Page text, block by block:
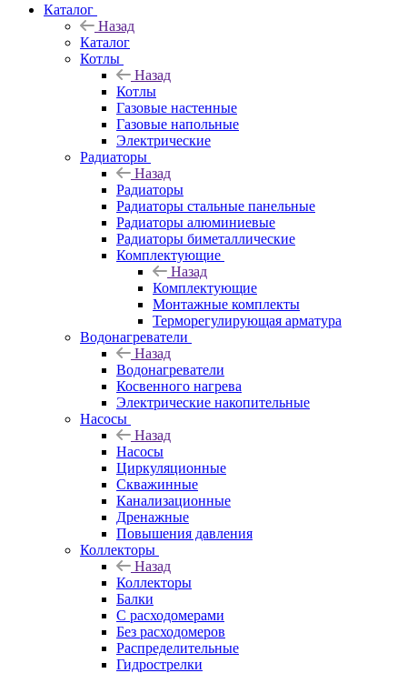
Каталог
Назад
Каталог
Котлы
Назад
Котлы
Газовые настенные
Газовые напольные
Электрические
Радиаторы
Назад
Радиаторы
Радиаторы стальные панельные
Радиаторы алюминиевые
Радиаторы биметаллические
Комплектующие
Назад
Комплектующие
Монтажные комплекты
Терморегулирующая арматура
Водонагреватели
Назад
Водонагреватели
Косвенного нагрева
Электрические накопительные
Насосы
Назад
Насосы
Циркуляционные
Скважинные
Канализационные
Дренажные
Повышения давления
Коллекторы
Назад
Коллекторы
Балки
С расходомерами
Без расходомеров
Распределительные
Гидрострелки